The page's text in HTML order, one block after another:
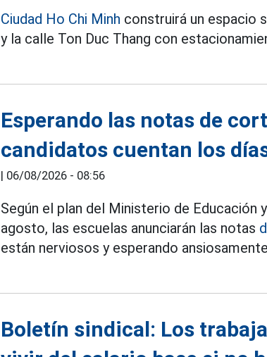
Ciudad Ho Chi Minh construirá un espacio
y la calle Ton Duc Thang con
Esperando las notas de
candidatos cuentan los
| 06/08/2026 - 08:56
Según el plan del Ministerio de Educación
agosto, las escuelas anunciarán las notas
están nerviosos y esperando
Boletín sindical: Los